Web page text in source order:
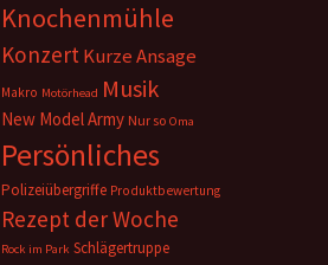
Knochenmühle
KonzertKurze Ansage
Makro Motörhead Musik
New Model Army Nur so Oma
Persönliches
Polizeiübergriffe Produktbewertung
Rezept der Woche
Rock im Park Schlägertruppe